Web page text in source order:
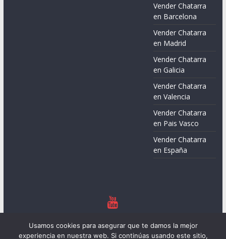
Vender Chatarra
en Barcelona
Vender Chatarra
en Madrid
Vender Chatarra
en Galicia
Vender Chatarra
en Valencia
Vender Chatarra
en Pais Vasco
Vender Chatarra
en España
derechos reservados.
Usamos cookies para asegurar que te damos la mejor
experiencia en nuestra web. Si continúas usando este sitio,